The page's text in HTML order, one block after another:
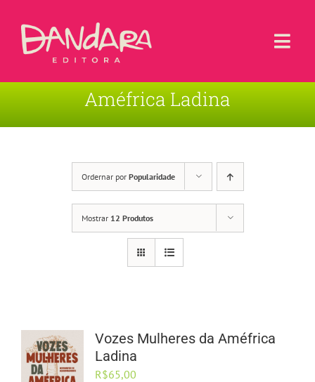
Sobre a Editora
Améfrica Ladina
Ordernar por Popularidade
Mostrar 12 Produtos
Vozes Mulheres da Améfrica
Ladina
R$65,00